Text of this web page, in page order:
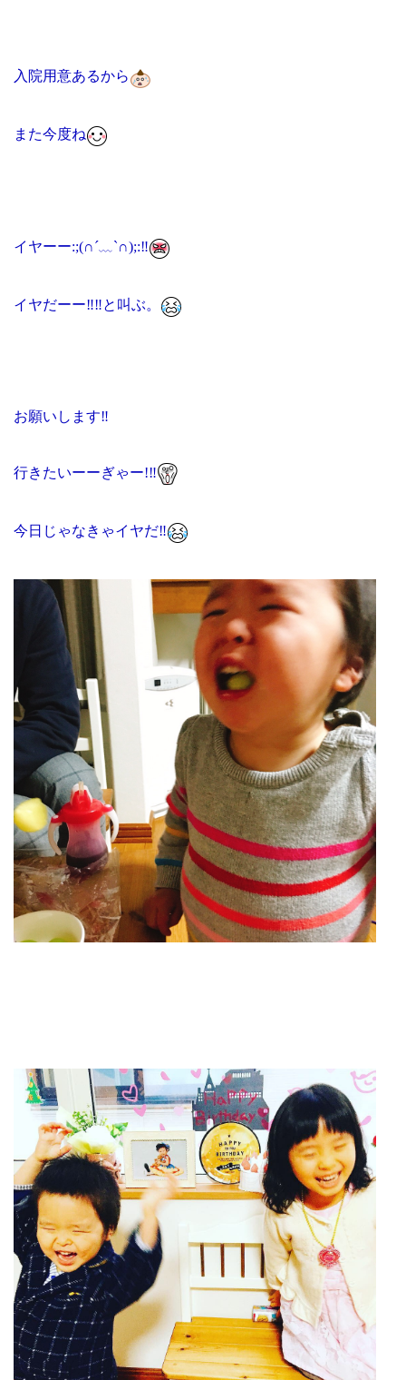
入院用意あるから
また今度ね
イヤーー:;(∩´﹏`∩);:‼️
イヤだーー‼️‼️と叫ぶ。
お願いします‼️
行きたいーーぎゃー!‼️
今日じゃなきゃイヤだ‼️